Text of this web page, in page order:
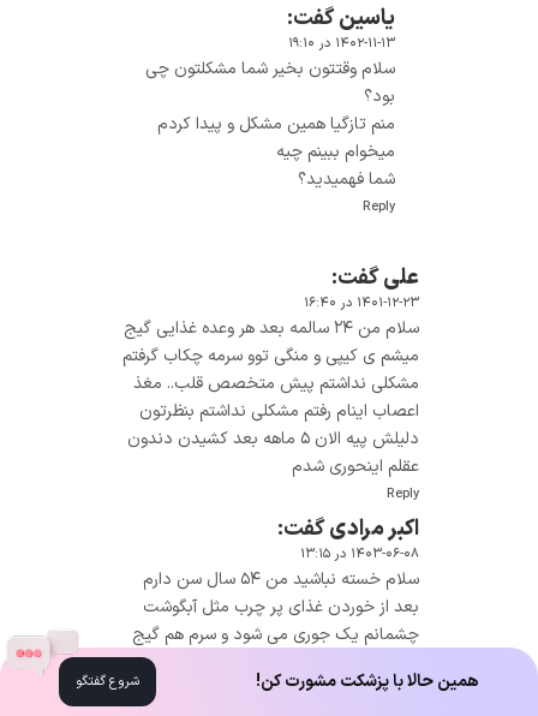
یاسینگفت:
۱۴۰۲-۱۱-۱۳ در ۱۹:۱۰
سلام وقتتون بخیر شما مشکلتون چی
بود؟
منم تازگیا همین مشکل و پیدا کردم
میخوام ببینم چیه
شما فهمیدید؟
Reply
علیگفت:
۱۴۰۱-۱۲-۲۳ در ۱۶:۴۰
سلام من ۲۴ سالمه بعد هر وعده غذایی گیج
میشم ی کیپی و منگی توو سرمه چکاب گرفتم
مشکلی نداشتم پیش متخصص قلب.. مغذ
اعصاب اینام رفتم مشکلی نداشتم بنظرتون
دلیلش پیه الان ۵ ماهه بعد کشیدن دندون
عقلم اینحوری شدم
Reply
اکبر مرادیگفت:
۱۴۰۳-۰۶-۰۸ در ۱۳:۱۵
سلام خسته نباشید من ۵۴ سال سن دارم
بعد از خوردن غذای پر چرب مثل آبگوشت
چشمانم یک جوری می شود و سرم هم گیج
می رود به طوری مجبور می شود برای رفع
این حالات نصف فنجان آبلیمو بخورم می
همین حالا با پزشکت مشورت کن! شروع گفتگو